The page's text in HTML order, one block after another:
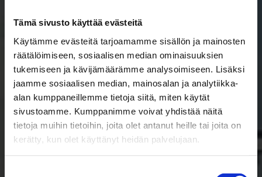
Tämä sivusto käyttää evästeitä
Käytämme evästeitä tarjoamamme sisällön ja mainosten
räätälöimiseen, sosiaalisen median ominaisuuksien
tukemiseen ja kävijämäärämme analysoimiseen. Lisäksi
jaamme sosiaalisen median, mainosalan ja analytiikka-
alan kumppaneillemme tietoja siitä, miten käytät
sivustoamme. Kumppanimme voivat yhdistää näitä
tietoja muihin tietoihin, joita olet antanut heille tai joita on
kerätty, kun olet käyttänyt heidän palvelujaan.
Joensuun
Penttilänranta
Penttilänranta, Joensuu